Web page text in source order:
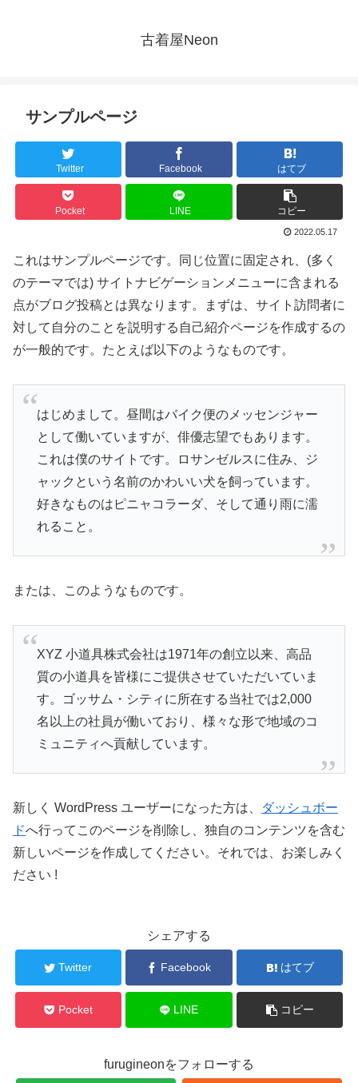
古着屋Neon
サンプルページ
Twitter Facebook はてブ
Pocket LINE コピー
2022.05.17
これはサンプルページです。同じ位置に固定され、(多く
のテーマでは) サイトナビゲーションメニューに含まれる
点がブログ投稿とは異なります。まずは、サイト訪問者に
対して自分のことを説明する自己紹介ページを作成するの
が一般的です。たとえば以下のようなものです。
はじめまして。昼間はバイク便のメッセンジャー
として働いていますが、俳優志望でもあります。
これは僕のサイトです。ロサンゼルスに住み、ジ
ャックという名前のかわいい犬を飼っています。
好きなものはピニャコラーダ、そして通り雨に濡
れること。
または、このようなものです。
XYZ 小道具株式会社は1971年の創立以来、高品
質の小道具を皆様にご提供させていただいていま
す。ゴッサム・シティに所在する当社では2,000
名以上の社員が働いており、様々な形で地域のコ
ミュニティへ貢献しています。
新しく WordPress ユーザーになった方は、
ダッシュボー
ドへ行ってこのページを削除し、独自のコンテンツを含む
新しいページを作成してください。それでは、お楽しみく
ださい !
シェアする
Twitter Facebook はてブ
Pocket LINE コピー
furugineonをフォローする